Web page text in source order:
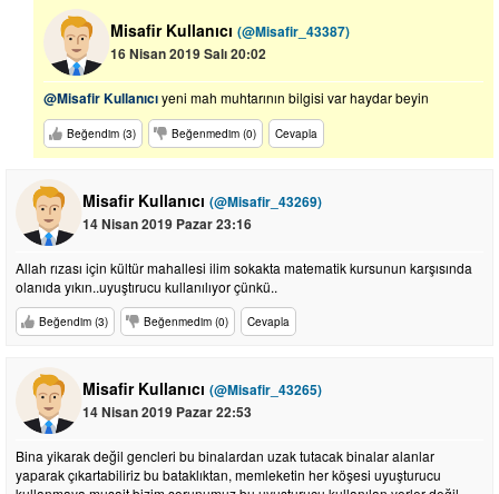
Misafir Kullanıcı (@Misafir_43387)
16 Nisan 2019 Salı 20:02
@Misafir Kullanıcıyeni mah muhtarının bilgisi var haydar beyin
Beğendim (3) Beğenmedim (0) Cevapla
Misafir Kullanıcı (@Misafir_43269)
14 Nisan 2019 Pazar 23:16
Allah rızası için kültür mahallesi ilim sokakta matematik kursunun karşısında
olanıda yıkın..uyuştırucu kullanılıyor çünkü..
Beğendim (3) Beğenmedim (0) Cevapla
Misafir Kullanıcı (@Misafir_43265)
14 Nisan 2019 Pazar 22:53
Bina yikarak değil gencleri bu binalardan uzak tutacak binalar alanlar
yaparak çıkartabiliriz bu bataklıktan, memleketin her köşesi uyuşturucu